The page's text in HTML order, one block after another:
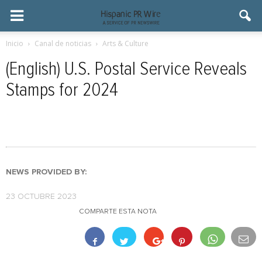
Inicio Canal de noticias Arts & Culture
(English) U.S. Postal Service Reveals
Stamps for 2024
NEWS PROVIDED BY:
23 OCTUBRE 2023
COMPARTE ESTA NOTA